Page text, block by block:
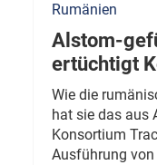
Rumänien
Alstom-
ertüchtigt
Wie die
hat sie das aus
Konsortium
Ausführung